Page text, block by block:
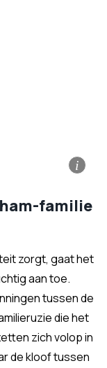
i
familie
zorgt, gaat het
aan toe.
tussen de
die het
zich volop in
de kloof tussen